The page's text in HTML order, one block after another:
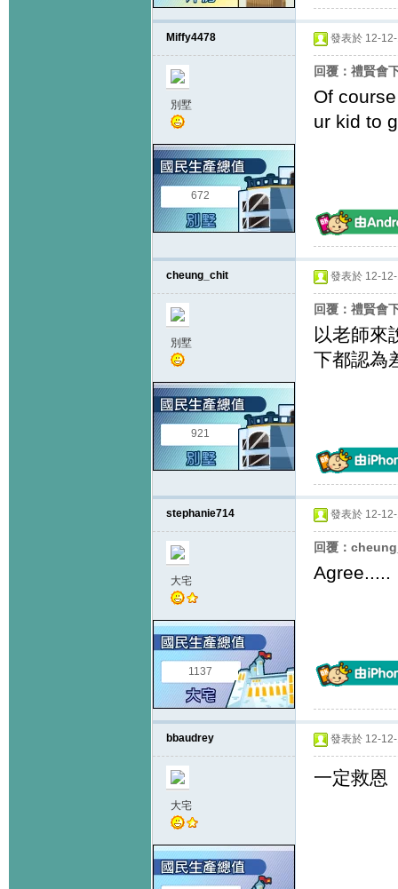
Miffy4478
別墅
672
發表於 12-
回覆：禮賢會
Of
ur kid to
cheung_chit
別墅
921
發表於 12-
回覆：禮賢會
以老師來
下都認為
stephanie714
大宅
1137
發表於 12-
回覆：
Agree.....
bbaudrey
大宅
發表於 12-
一定救恩